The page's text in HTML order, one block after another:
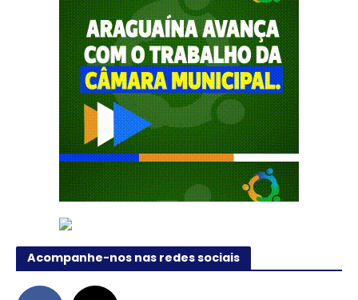
Acompanhe-nos nas redes sociais